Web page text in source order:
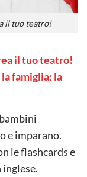
il tuo teatro!
il tuo teatro!
famiglia: la
e imparano.
le flashcards e